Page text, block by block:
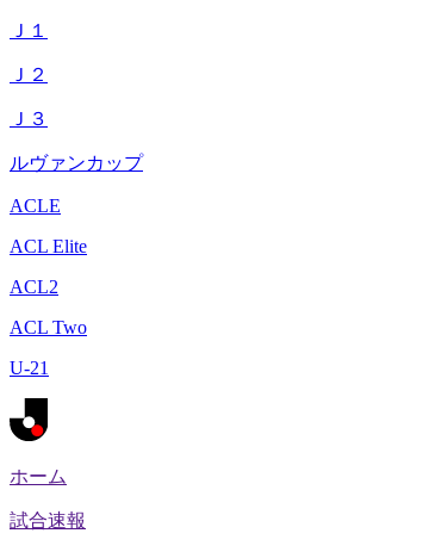
Ｊ１
Ｊ２
Ｊ３
ルヴァンカップ
ACLE
ACL Elite
ACL2
ACL Two
U-21
ホーム
試合速報